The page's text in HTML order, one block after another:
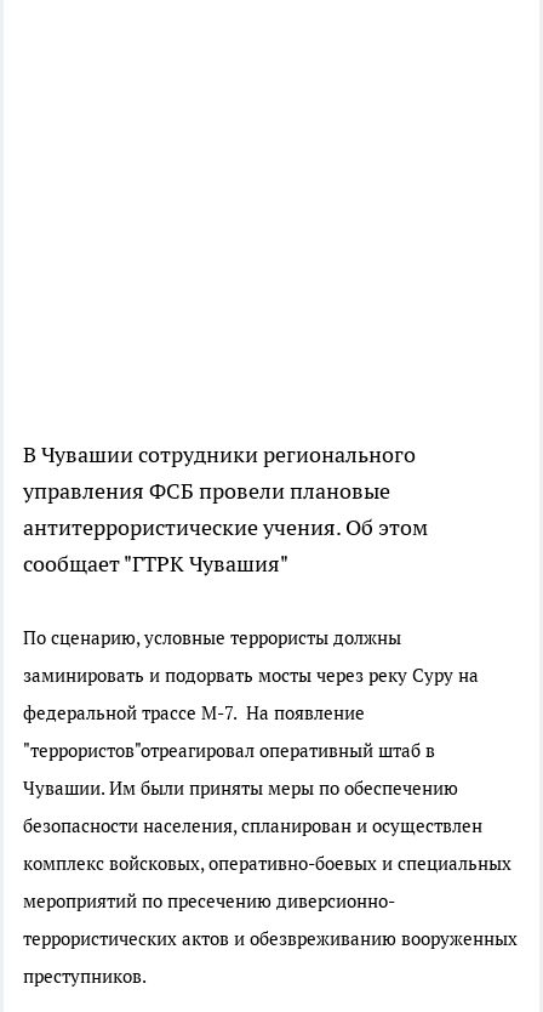
В Чувашии сотрудники регионального
управления ФСБ провели плановые
антитеррористические учения. Об этом
сообщает "ГТРК Чувашия"
По сценарию, условные террористы должны
заминировать и подорвать мосты через реку Суру на
федеральной трассе М-7. На появление
"террористов"отреагировал оперативный штаб в
Чувашии. Им были приняты меры по обеспечению
безопасности населения, спланирован и осуществлен
комплекс войсковых, оперативно-боевых и специальных
мероприятий по пресечению диверсионно-
террористических актов и обезвреживанию вооруженных
преступников.